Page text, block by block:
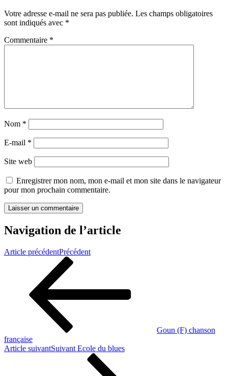
Votre adresse e-mail ne sera pas publiée. Les champs obligatoires
sont indiqués avec *
Commentaire *
Nom *
E-mail *
Site web
Enregistrer mon nom, mon e-mail et mon site dans le navigateur
pour mon prochain commentaire.
Navigation de l’article
Article précédentPrécédent
Goun (F) chanson
française
Article suivantSuivant Ecole du blues